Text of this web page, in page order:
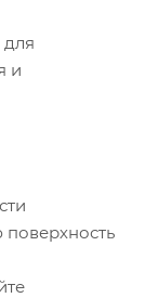
для
и
поверхность